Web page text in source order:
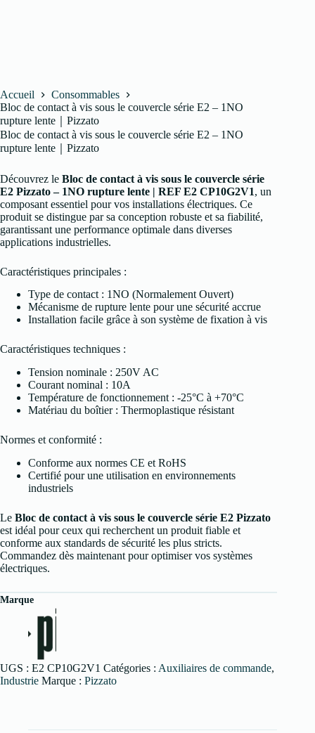
Accueil
Consommables
Bloc de contact à vis sous le couvercle série E2 – 1NO
rupture lente｜Pizzato
Bloc de contact à vis sous le couvercle série E2 – 1NO
rupture lente｜Pizzato
Découvrez le Bloc de contact à vis sous le couvercle série
E2 Pizzato – 1NO rupture lente | REF E2 CP10G2V1, un
composant essentiel pour vos installations électriques. Ce
produit se distingue par sa conception robuste et sa fiabilité,
garantissant une performance optimale dans diverses
applications industrielles.
Caractéristiques principales :
Type de contact : 1NO (Normalement Ouvert)
Mécanisme de rupture lente pour une sécurité accrue
Installation facile grâce à son système de fixation à vis
Caractéristiques techniques :
Tension nominale : 250V AC
Courant nominal : 10A
Température de fonctionnement : -25°C à +70°C
Matériau du boîtier : Thermoplastique résistant
Normes et conformité :
Conforme aux normes CE et RoHS
Certifié pour une utilisation en environnements
industriels
Le Bloc de contact à vis sous le couvercle série E2 Pizzato
est idéal pour ceux qui recherchent un produit fiable et
conforme aux standards de sécurité les plus stricts.
Commandez dès maintenant pour optimiser vos systèmes
électriques.
Marque
UGS : E2 CP10G2V1 Catégories : Auxiliaires de commande,
Industrie Marque : Pizzato